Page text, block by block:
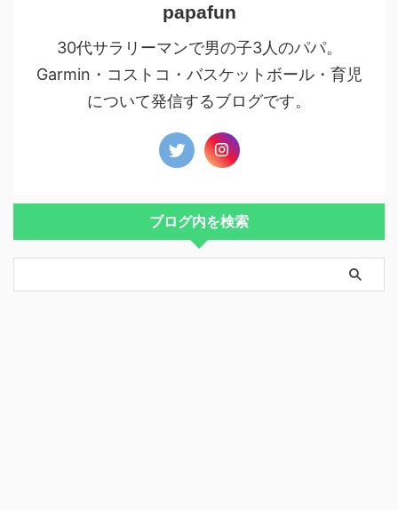
papafun
30代サラリーマンで男の子3人のパパ。
Garmin・コストコ・バスケットボール・育児
について発信するブログです。
ブログ内を検索